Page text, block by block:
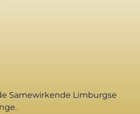
Samewirkende Limburgse